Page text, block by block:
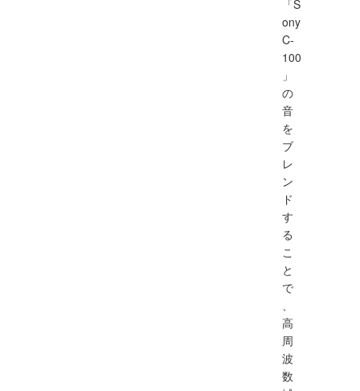
「S
ony
C-
100
」
の
音
を
ブ
レ
ン
ド
す
る
こ
と
で
、
高
周
波
数